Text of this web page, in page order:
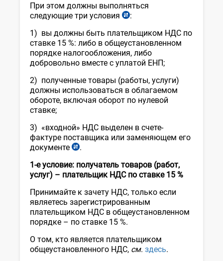
При этом должны выполняться
следующие три условия
НК
:
1) вы должны быть плательщиком НДС по
ставке 15 %: либо в общеустановленном
порядке налогообложения, либо
добровольно вместе с уплатой ЕНП;
2) полученные товары (работы, услуги)
должны использоваться в облагаемом
обороте, включая оборот по нулевой
ставке;
3) «входной» НДС выделен в счете-
фактуре поставщика или заменяющем его
документе
НК
.
1-е условие: получатель товаров (работ,
услуг) – плательщик НДС по ставке 15 %
Принимайте к зачету НДС, только если
являетесь зарегистрированным
плательщиком НДС в общеустановленном
порядке – по ставке 15 %.
О том, кто является плательщиком
общеустановленного НДС, см. здесь.